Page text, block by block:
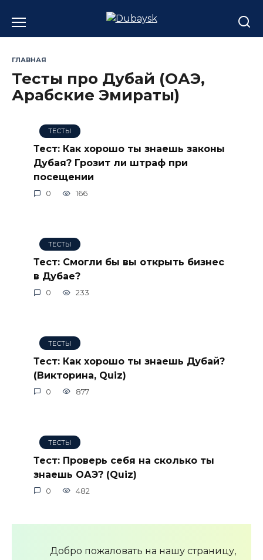
содержанию
ГЛАВНАЯ
Тесты про Дубай (ОАЭ,
Арабские Эмираты)
ТЕСТЫ
Тест: Как хорошо ты знаешь законы
Дубая? Грозит ли штраф при
посещении
0 166
ТЕСТЫ
Тест: Смогли бы вы открыть бизнес
в Дубае?
0 233
ТЕСТЫ
Тест: Как хорошо ты знаешь Дубай?
(Викторина, Quiz)
0 877
ТЕСТЫ
Тест: Проверь себя на сколько ты
знаешь ОАЭ? (Quiz)
0 482
Добро пожаловать на нашу страницу,